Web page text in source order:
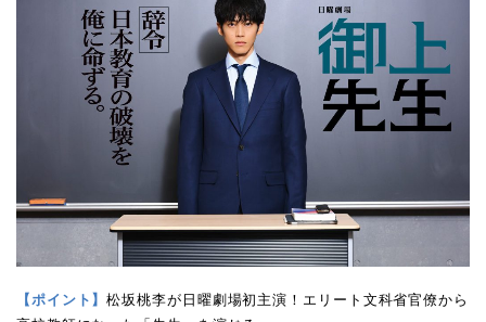
【ポイント】松坂桃李が日曜劇場初主演！エリート文科省官僚から